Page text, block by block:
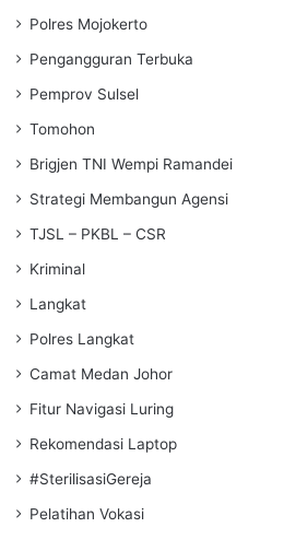
Polres Mojokerto
Pengangguran Terbuka
Pemprov Sulsel
Tomohon
Brigjen TNI Wempi Ramandei
Strategi Membangun Agensi
TJSL – PKBL – CSR
Kriminal
Langkat
Polres Langkat
Camat Medan Johor
Fitur Navigasi Luring
Rekomendasi Laptop
#SterilisasiGereja
Pelatihan Vokasi